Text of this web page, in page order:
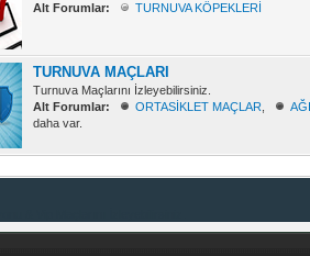
Alt Forumlar:
TURNUVA KÖPEKLERİ
TURNUVA MAÇLARI
Turnuva Maçlarını İzleyebilirsiniz.
Alt Forumlar:
ORTASİKLET MAÇLAR
daha var.